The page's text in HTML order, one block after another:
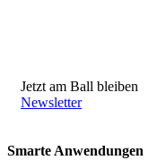
Jetzt am Ball bleiben
Newsletter
Smarte Anwendungen